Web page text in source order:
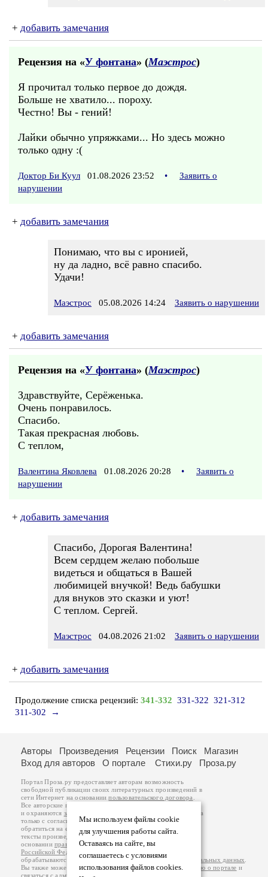
+ добавить замечания
Рецензия на «У фонтана» (Маэстрос)
Я прочитал только первое до дождя.
Больше не хватило... пороху.
Честно! Вы - гений!
Лайки обычно упряжками... Но здесь можно
только одну :(
Доктор Би Куул 01.08.2026 23:52 •
Заявить о
нарушении
+ добавить замечания
Понимаю, что вы с иронией,
ну да ладно, всё равно спасибо.
Удачи!
Маэстрос 05.08.2026 14:24 Заявить о нарушении
+ добавить замечания
Рецензия на «У фонтана» (Маэстрос)
Здравствуйте, Серёженька.
Очень понравилось.
Спасибо.
Такая прекрасная любовь.
С теплом,
Валентина Яковлева 01.08.2026 20:28 •
Заявить о
нарушении
+ добавить замечания
Спасибо, Дорогая Валентина!
Всем сердцем желаю побольше
видеться и общаться в Вашей
любимицей внучкой! Ведь бабушки
для внуков это сказки и уют!
С теплом. Сергей.
Маэстрос 04.08.2026 21:02 Заявить о нарушении
+ добавить замечания
Продолжение списка рецензий: 341-332 331-322 321-312
311-302
→
Мы используем файлы cookie
для улучшения работы сайта.
Оставаясь на сайте, вы
соглашаетесь с условиями
использования файлов cookies.
Авторы Произведения Рецензии Поиск
Магазин
Вход для авторов
О портале Стихи.ру Проза.ру
Портал Проза.ру предоставляет авторам возможность
свободной публикации своих литературных произведений в
сети Интернет на основаниипользовательского договора
Все авторские права на произведения принадлежат авторам
и охраняются законом
. Перепечатка произведений возможна
только с согласия его автора, к которому вы можете
обратиться на его авторской странице. Ответственность за
тексты произведений авторы несут самостоятельно на
основанииправил публикацииизаконодательства
Российской Федерации
обрабатываются на основанииПолитики обработки персональных данных
Вы также можете посмотреть более подробнуюинформацию о портале и
связаться с администрацией